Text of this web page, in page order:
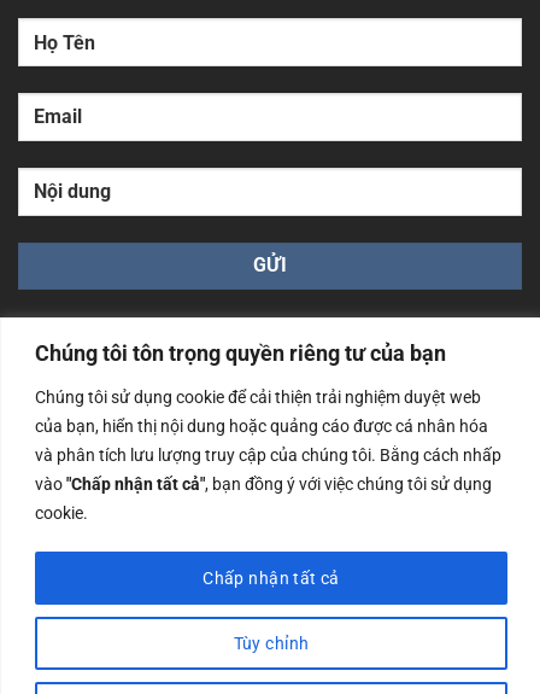
Chúng tôi tôn trọng quyền riêng tư của bạn
Chúng tôi sử dụng cookie để cải thiện trải nghiệm duyệt web
của bạn, hiển thị nội dung hoặc quảng cáo được cá nhân hóa
và phân tích lưu lượng truy cập của chúng tôi. Bằng cách nhấp
vào"Chấp nhận tất cả", bạn đồng ý với việc chúng tôi sử dụng
cookie.
Tùy chỉnh
Chấp nhận tất cả
Công ty TNHH Nam Bình Xương - Số ĐKKD: 0108783483
cấp ngày 14/06/2019 bởi Sở Kế Hoạch và Đầu Tư Tp. Hà
Nội
Copyrights @2023 Nam Binh Xuong. All Rights Reserved